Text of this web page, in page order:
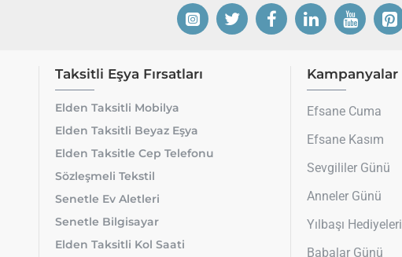
Taksitli Eşya Fırsatları
Elden Taksitli Mobilya
Elden Taksitli Beyaz Eşya
Elden Taksitle Cep Telefonu
Sözleşmeli Tekstil
Senetle Ev Aletleri
Senetle Bilgisayar
Elden Taksitli Kol Saati
Kampanyalar
Efsane Cuma
Efsane Kasım
Sevgililer Günü
Anneler Günü
Yılbaşı Hediyeleri
Babalar Günü